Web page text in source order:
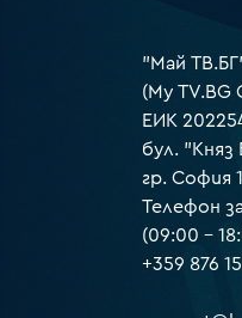
"Май
(My TV.BG
ЕИК
бул.
гр. София
Телефон
(09:00 –
+359 876